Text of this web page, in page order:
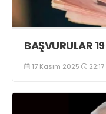
BAŞVURULAR
17 Kasım 2025 22:17